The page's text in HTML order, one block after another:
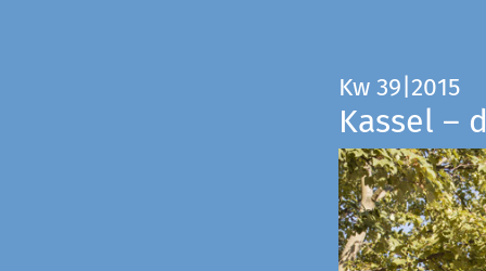
Kw 39|2015
Kassel –